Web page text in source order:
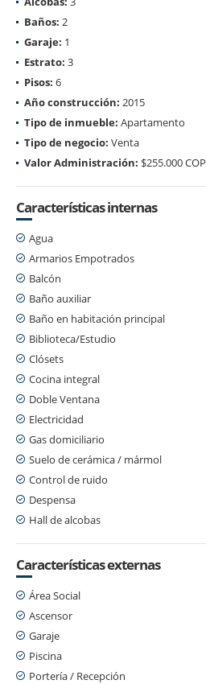
Baños: 2
Garaje: 1
Estrato: 3
Pisos: 6
Año construcción: 2015
Tipo de inmueble: Apartamento
Tipo de negocio: Venta
Valor Administración: $255.000 COP
Características internas
Agua
Armarios Empotrados
Balcón
Baño auxiliar
Baño en habitación principal
Biblioteca/Estudio
Clósets
Cocina integral
Doble Ventana
Electricidad
Gas domiciliario
Suelo de cerámica / mármol
Control de ruido
Despensa
Hall de alcobas
Características externas
Área Social
Ascensor
Garaje
Piscina
Portería / Recepción